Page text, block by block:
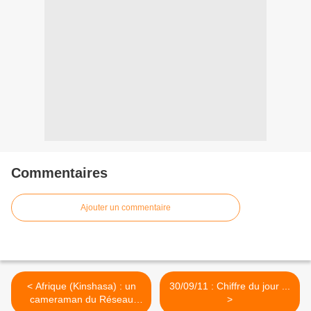
Commentaires
Ajouter un commentaire
< Afrique (Kinshasa) : un
cameraman du Réseau
30/09/11 : Chiffre du jour ...
>